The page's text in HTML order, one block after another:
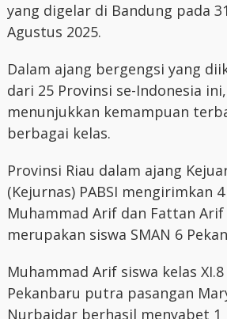
yang digelar di Bandung pada
Agustus 2025.
Dalam ajang bergengsi yang
dari 25 Provinsi se-Indonesia
menunjukkan kemampuan
berbagai kelas.
Provinsi Riau dalam ajang
(Kejurnas) PABSI mengirimkan
Muhammad Arif dan Fattan Arif
merupakan siswa SMAN 6
Muhammad Arif siswa kelas XI.8
Pekanbaru putra pasangan
Nurbaidar berhasil menyabet 1